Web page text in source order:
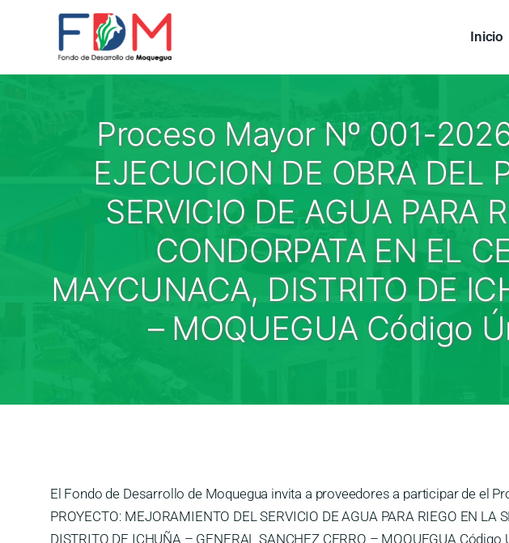
Skip to content
Inicio
Proceso Mayor Nº 001-
EJECUCION DE OBRA DEL
SERVICIO DE AGUA PARA
CONDORPATA EN EL
MAYCUNACA, DISTRITO DE
– MOQUEGUA Código
El Fondo de Desarrollo de Moquegua invita a proveedores a participar de el
PROYECTO: MEJORAMIENTO DEL SERVICIO DE AGUA PARA RIEGO EN LA
DISTRITO DE ICHUÑA – GENERAL SANCHEZ CERRO – MOQUEGUA